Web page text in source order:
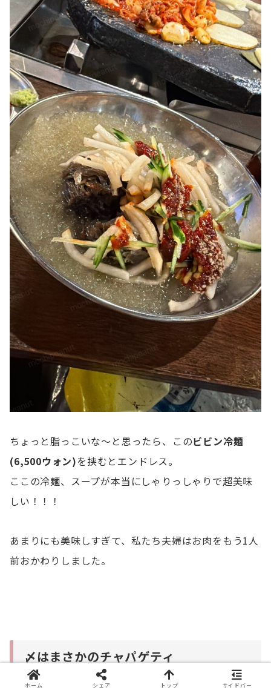
ちょっと脂っこいな〜と思ったら、このビビン冷麺
(6,500ウォン)を挟むとエンドレス。
ここの冷麺、スープが本当にしゃりっしゃりで超美味
しい！！！
あまりにも美味しすぎて、私たち夫婦はお肉をもう1人
前おかわりしました。
〆はまさかのチャパゲティ
ホーム シェア トップ サイドバー